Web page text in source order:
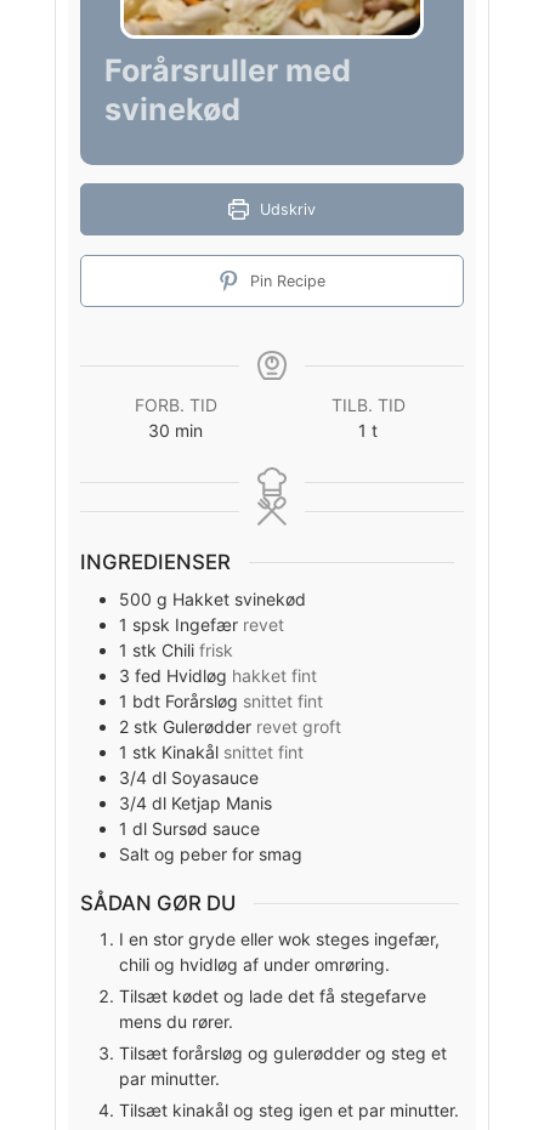
Forårsruller med
svinekød
Udskriv
Pin Recipe
FORB. TID
30 minutter
min
TILB. TID
1 time
t
INGREDIENSER
500 g Hakket svinekød
1 spsk Ingefær revet
1 stk Chili frisk
3 fed Hvidløg hakket fint
1 bdt Forårsløg snittet fint
2 stk Gulerødder revet groft
1 stk Kinakål snittet fint
3/4 dl Soyasauce
3/4 dl Ketjap Manis
1 dl Sursød sauce
Salt og peber for smag
SÅDAN GØR DU
I en stor gryde eller wok steges ingefær,
chili og hvidløg af under omrøring.
Tilsæt kødet og lade det få stegefarve
mens du rører.
Tilsæt forårsløg og gulerødder og steg et
par minutter.
Tilsæt kinakål og steg igen et par minutter.